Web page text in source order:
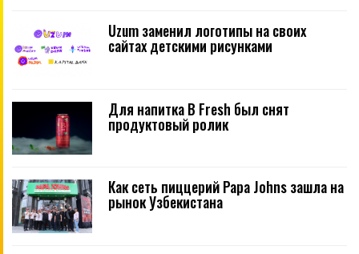
Uzum заменил логотипы на своих
сайтах детскими рисунками
Для напитка B Fresh был снят
продуктовый ролик
Как сеть пиццерий Papa Johns зашла на
рынок Узбекистана